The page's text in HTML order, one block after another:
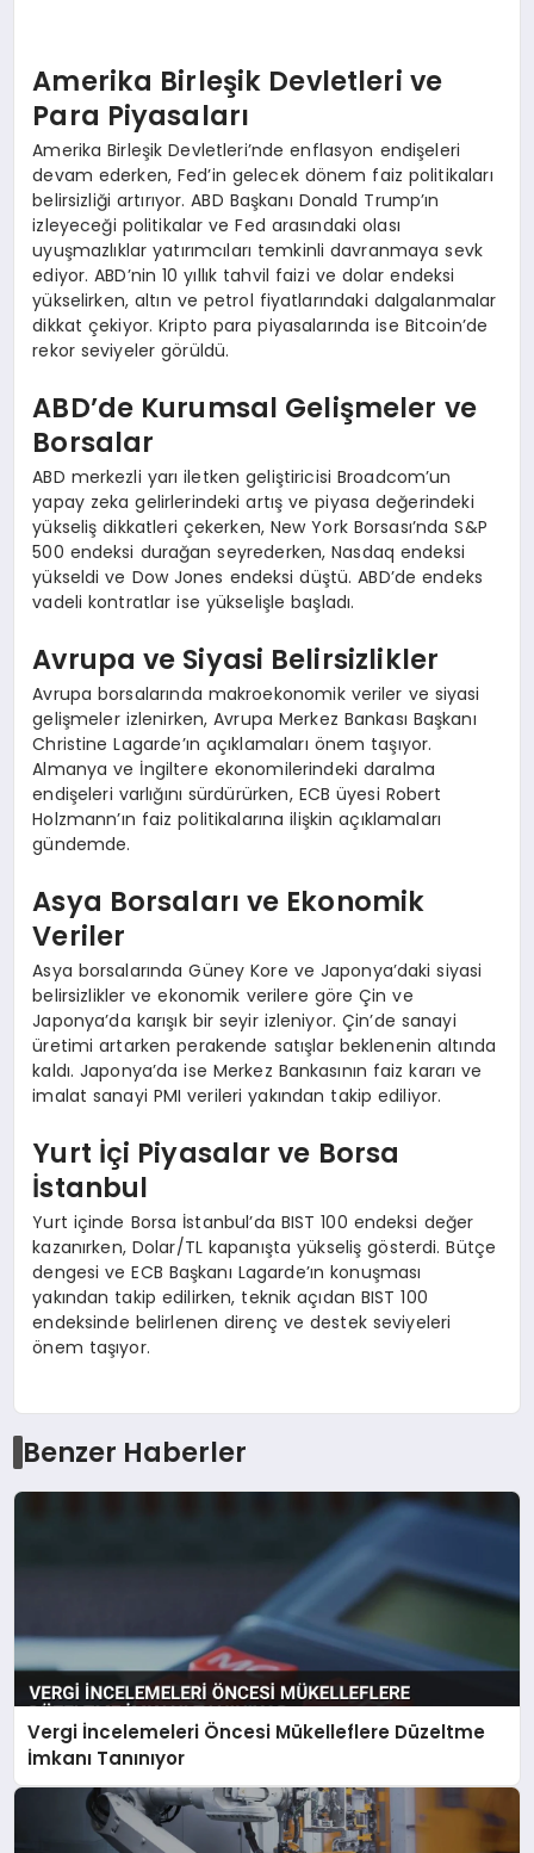
Amerika Birleşik Devletleri ve
Para Piyasaları
Amerika Birleşik Devletleri’nde enflasyon endişeleri
devam ederken, Fed’in gelecek dönem faiz politikaları
belirsizliği artırıyor. ABD Başkanı Donald Trump’ın
izleyeceği politikalar ve Fed arasındaki olası
uyuşmazlıklar yatırımcıları temkinli davranmaya sevk
ediyor. ABD’nin 10 yıllık tahvil faizi ve dolar endeksi
yükselirken, altın ve petrol fiyatlarındaki dalgalanmalar
dikkat çekiyor. Kripto para piyasalarında ise Bitcoin’de
rekor seviyeler görüldü.
ABD’de Kurumsal Gelişmeler ve
Borsalar
ABD merkezli yarı iletken geliştiricisi Broadcom’un
yapay zeka gelirlerindeki artış ve piyasa değerindeki
yükseliş dikkatleri çekerken, New York Borsası’nda S&P
500 endeksi durağan seyrederken, Nasdaq endeksi
yükseldi ve Dow Jones endeksi düştü. ABD’de endeks
vadeli kontratlar ise yükselişle başladı.
Avrupa ve Siyasi Belirsizlikler
Avrupa borsalarında makroekonomik veriler ve siyasi
gelişmeler izlenirken, Avrupa Merkez Bankası Başkanı
Christine Lagarde’ın açıklamaları önem taşıyor.
Almanya ve İngiltere ekonomilerindeki daralma
endişeleri varlığını sürdürürken, ECB üyesi Robert
Holzmann’ın faiz politikalarına ilişkin açıklamaları
gündemde.
Asya Borsaları ve Ekonomik
Veriler
Asya borsalarında Güney Kore ve Japonya’daki siyasi
belirsizlikler ve ekonomik verilere göre Çin ve
Japonya’da karışık bir seyir izleniyor. Çin’de sanayi
üretimi artarken perakende satışlar beklenenin altında
kaldı. Japonya’da ise Merkez Bankasının faiz kararı ve
imalat sanayi PMI verileri yakından takip ediliyor.
Yurt İçi Piyasalar ve Borsa
İstanbul
Yurt içinde Borsa İstanbul’da BIST 100 endeksi değer
kazanırken, Dolar/TL kapanışta yükseliş gösterdi. Bütçe
dengesi ve ECB Başkanı Lagarde’ın konuşması
yakından takip edilirken, teknik açıdan BIST 100
endeksinde belirlenen direnç ve destek seviyeleri
önem taşıyor.
Benzer Haberler
Vergi İncelemeleri Öncesi Mükelleflere Düzeltme
İmkanı Tanınıyor